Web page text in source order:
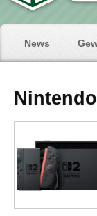
News
Nintendo